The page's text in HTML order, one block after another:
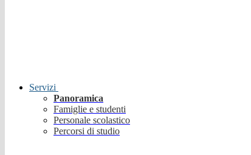
Servizi
Panoramica
Famiglie e studenti
Personale scolastico
Percorsi di studio